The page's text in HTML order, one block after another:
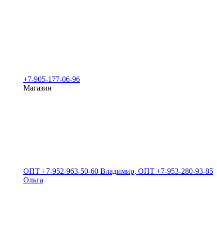
+7-905-177-06-96
Магазин
ОПТ +7-952-963-50-60 Владимир, ОПТ +7-953-280-93-85
Ольга